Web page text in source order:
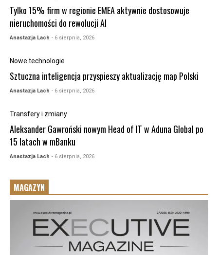
Tylko 15% firm w regionie EMEA aktywnie dostosowuje
nieruchomości do rewolucji AI
Anastazja Lach - 6 sierpnia, 2026
Nowe technologie
Sztuczna inteligencja przyspieszy aktualizację map Polski
Anastazja Lach - 6 sierpnia, 2026
Transfery i zmiany
Aleksander Gawroński nowym Head of IT w Aduna Global po
15 latach w mBanku
Anastazja Lach - 6 sierpnia, 2026
MAGAZYN